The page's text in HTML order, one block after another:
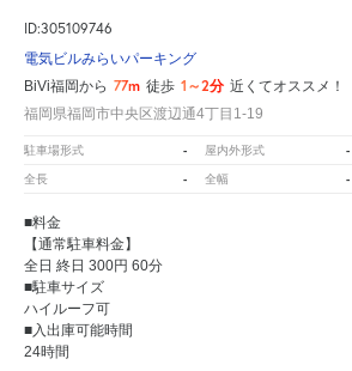
ID:305109746
電気ビルみらいパーキング
BiVi福岡から 77m 徒歩 1～2分 近くてオススメ！
福岡県福岡市中央区渡辺通4丁目1-19
駐車場形式 - 屋内外形式 -
全長 - 全幅 -
■料金
【通常駐車料金】
全日 終日 300円 60分
■駐車サイズ
ハイルーフ可
■入出庫可能時間
24時間